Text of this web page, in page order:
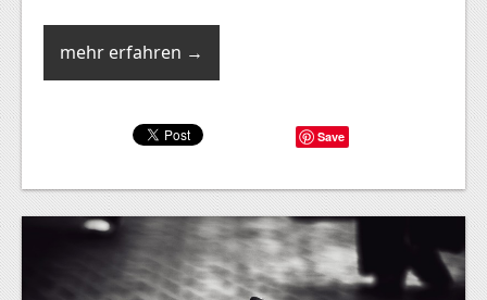
mehr erfahren →
Save